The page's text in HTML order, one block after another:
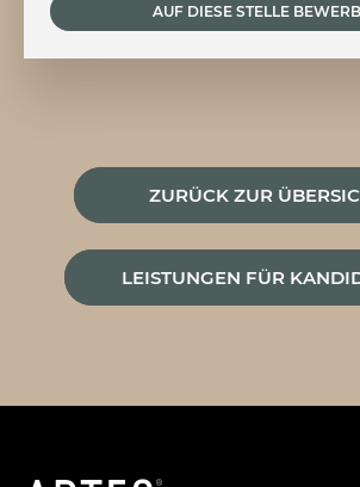
AUF DIESE STELLE
ZURÜCK ZUR
LEISTUNGEN FÜR